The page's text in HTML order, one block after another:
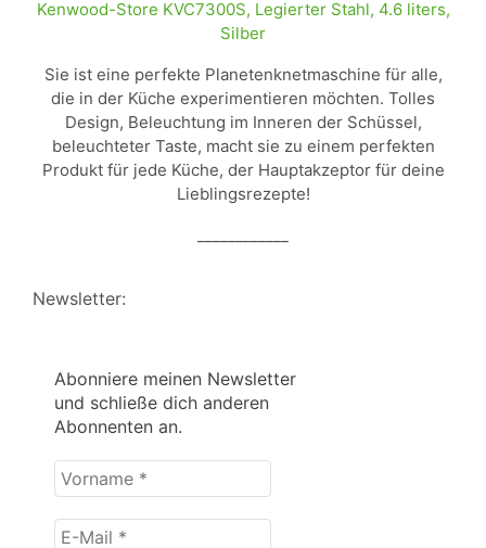
Kenwood-Store KVC7300S, Legierter Stahl, 4.6 liters,
Silber
Sie ist eine perfekte Planetenknetmaschine für alle,
die in der Küche experimentieren möchten. Tolles
Design, Beleuchtung im Inneren der Schüssel,
beleuchteter Taste, macht sie zu einem perfekten
Produkt für jede Küche, der Hauptakzeptor für deine
Lieblingsrezepte!
Newsletter:
Abonniere meinen Newsletter
und schließe dich anderen
Abonnenten an.
Vorname
*
E-